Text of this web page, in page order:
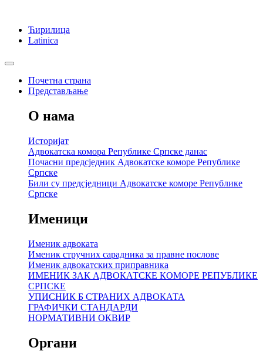
Ћирилица
Latinica
Почетна страна
Представљање
О нама
Историјат
Адвокатска комора Републике Српске данас
Почасни предсједник Адвокатске коморе Републике
Српске
Били су предсједници Адвокатске коморе Републике
Српске
Именици
Именик адвоката
Именик стручних сарадника за правне послове
Именик адвокатских приправника
ИМЕНИК ЗАК АДВОКАТСКЕ КОМОРЕ РЕПУБЛИКЕ
СРПСКЕ
УПИСНИК Б СТРАНИХ АДВОКАТА
ГРАФИЧКИ СТАНДАРДИ
НОРМАТИВНИ ОКВИР
Органи